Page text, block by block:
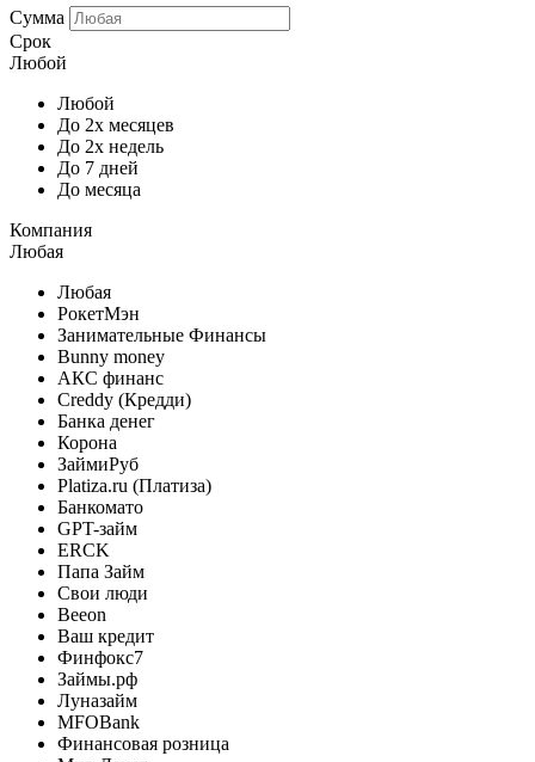
Сумма
Срок
Любой
Любой
До 2х месяцев
До 2х недель
До 7 дней
До месяца
Компания
Любая
Любая
РокетМэн
Занимательные Финансы
Bunny money
АКС финанс
Creddy (Кредди)
Банка денег
Корона
ЗаймиРуб
Platiza.ru (Платиза)
Банкомато
GPT-займ
ERCK
Папа Займ
Свои люди
Beeon
Ваш кредит
Финфокс7
Займы.рф
Луназайм
MFOBank
Финансовая розница